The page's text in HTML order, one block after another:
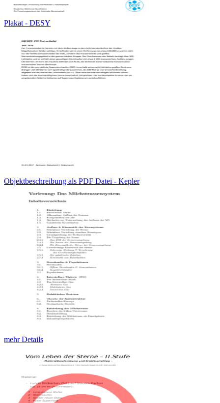
Plakat - DESY
Objektbeschreibung als PDF Datei - Kepler
mehr Details